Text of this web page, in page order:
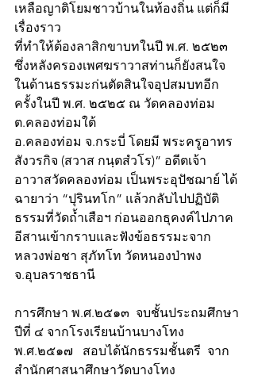
เหลือญาติโยมชาวบ้านในท้องถิ่น แต่ก็มี
เรื่องราว
ที่ทำให้ต้องลาสิกขาบทในปี พ.ศ. ๒๕๒๓
ซึ่งหลังครองเพศฆราวาสท่านก็ยังสนใจ
ในด้านธรรมะก่นตัดสินใจอุปสมบทอีก
ครั้งในปี พ.ศ. ๒๕๒๕ ณ วัดคลองท่อม
ต.คลองท่อมใต้
อ.คลองท่อม จ.กระบี่ โดยมี พระครูอาทร
สังวรกิจ (สวาส กนฺตสํวโร)” อดีตเจ้า
อาวาสวัดคลองท่อม เป็นพระอุปัชฌาย์ ได้
ฉายาว่า “ปุรินทโก” แล้วกลับไปปฏิบัติ
ธรรมที่วัดถ้ำเสือฯ ก่อนออกธุคงค์ไปภาค
อีสานเข้ากราบและฟังข้อธรรมะจาก
หลวงพ่อชา สุภัทโท วัดหนองป่าพง
จ.อุบลราชธานี
การศึกษา​ พ.ศ.๒๕๑๓  จบชั้นประถมศึกษา
ปีที่ ๔ จากโรงเรียนบ้านบางโทง​​​
พ.ศ.๒๕๑๗   สอบได้นักธรรมชั้นตรี  จาก
สำนักศาสนาศึกษาวัดบางโทง